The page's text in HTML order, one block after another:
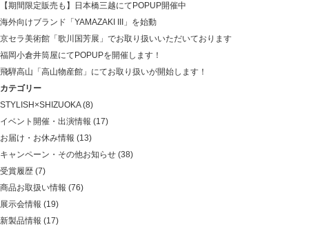
【期間限定販売も】日本橋三越にてPOPUP開催中
海外向けブランド「YAMAZAKI III」を始動
京セラ美術館「歌川国芳展」でお取り扱いいただいております
福岡小倉井筒屋にてPOPUPを開催します！
飛騨高山「高山物産館」にてお取り扱いが開始します！
カテゴリー
STYLISH×SHIZUOKA(8)
イベント開催・出演情報 (17)
お届け・お休み情報 (13)
キャンペーン・その他お知らせ (38)
受賞履歴 (7)
商品お取扱い情報 (76)
展示会情報 (19)
新製品情報 (17)